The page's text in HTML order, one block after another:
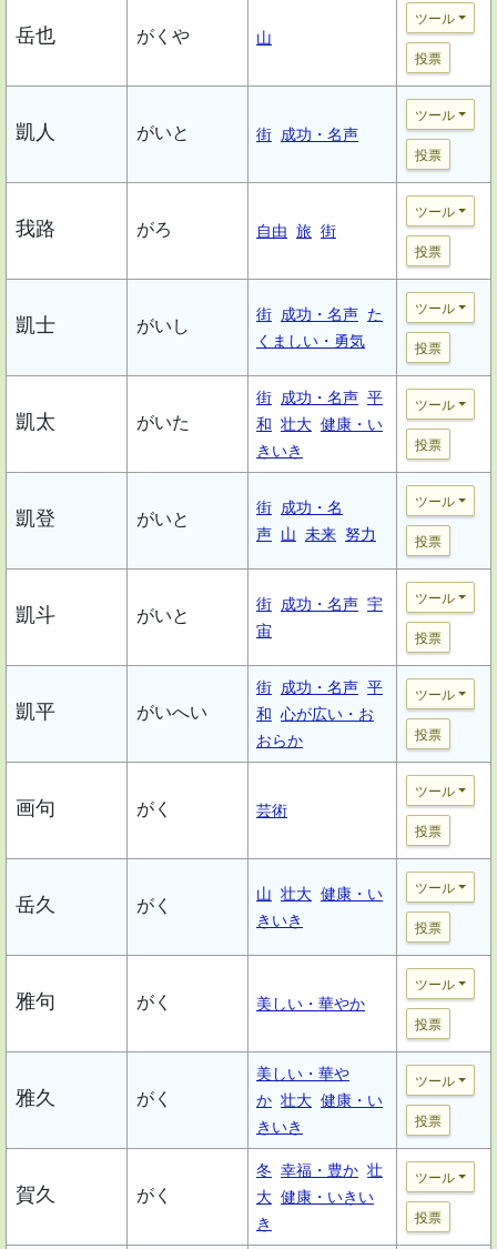
岳也 がくや 山
ツール
投票
凱人 がいと 街 成功・名声
ツール
投票
我路 がろ 自由 旅 街
ツール
投票
凱士 がいし
街 成功・名声 た
くましい・勇気
ツール
投票
凱太 がいた
街 成功・名声 平
和 壮大 健康・い
きいき
ツール
投票
凱登 がいと
街 成功・名
声 山 未来 努力
ツール
投票
凱斗 がいと
街 成功・名声 宇
宙
ツール
投票
凱平 がいへい
街 成功・名声 平
和 心が広い・お
おらか
ツール
投票
画句 がく 芸術
ツール
投票
岳久 がく
山 壮大 健康・い
きいき
ツール
投票
雅句 がく 美しい・華やか
ツール
投票
雅久 がく
美しい・華や
か 壮大 健康・い
きいき
ツール
投票
賀久 がく
冬 幸福・豊か 壮
大 健康・いきい
き
ツール
投票